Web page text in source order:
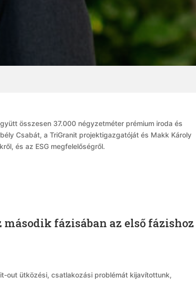
összesen 37.000 négyzetméter prémium iroda és
Csabát, a TriGranit projektigazgatóját és Makk Károly
és az ESG megfelelőségről.
fázisában az első fázishoz
out ütközési, csatlakozási problémát kijavítottunk,